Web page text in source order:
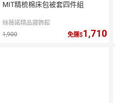
MIT精梳棉床包被套四件組
絲薇諾精品寢飾館
1,900
免運 1,710